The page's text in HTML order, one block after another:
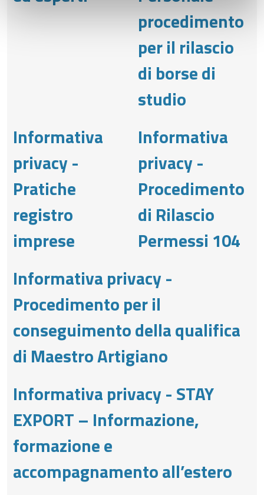
procedimento
per il rilascio
di borse di
studio
Informativa
privacy -
Pratiche
registro
imprese
Informativa
privacy -
Procedimento
di Rilascio
Permessi 104
Informativa privacy -
Procedimento per il
conseguimento della qualifica
di Maestro Artigiano
Informativa privacy - STAY
EXPORT – Informazione,
formazione e
accompagnamento all’estero